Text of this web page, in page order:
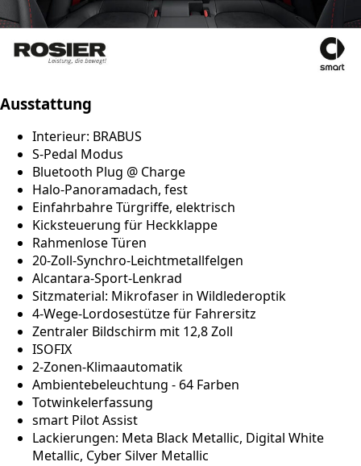
Ausstattung
Interieur: BRABUS
S-Pedal Modus
Bluetooth Plug @ Charge
Halo-Panoramadach, fest
Einfahrbahre Türgriffe, elektrisch
Kicksteuerung für Heckklappe
Rahmenlose Türen
20-Zoll-Synchro-Leichtmetallfelgen
Alcantara-Sport-Lenkrad
Sitzmaterial: Mikrofaser in Wildlederoptik
4-Wege-Lordosestütze für Fahrersitz
Zentraler Bildschirm mit 12,8 Zoll
ISOFIX
2-Zonen-Klimaautomatik
Ambientebeleuchtung - 64 Farben
Totwinkelerfassung
smart Pilot Assist
Lackierungen: Meta Black Metallic, Digital White
Metallic, Cyber Silver Metallic